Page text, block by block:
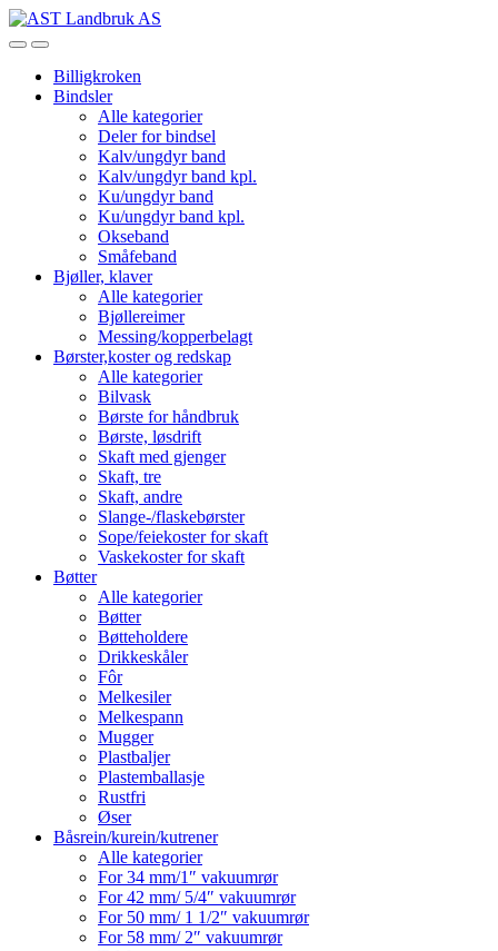
Skip
to
Skip
to
OpenClose
Billigkroken
Bindsler
Alle kategorier
Deler for bindsel
Kalv/ungdyr band
Kalv/ungdyr band kpl.
Ku/ungdyr band
Ku/ungdyr band kpl.
Okseband
Småfeband
Bjøller, klaver
Alle kategorier
Bjøllereimer
Messing/kopperbelagt
Børster,koster og redskap
Alle kategorier
Bilvask
Børste for håndbruk
Børste, løsdrift
Skaft med gjenger
Skaft, tre
Skaft, andre
Slange-/flaskebørster
Sope/feiekoster for skaft
Vaskekoster for skaft
Bøtter
Alle kategorier
Bøtter
Bøtteholdere
Drikkeskåler
Fôr
Melkesiler
Melkespann
Mugger
Plastbaljer
Plastemballasje
Rustfri
Øser
Båsrein/kurein/kutrener
Alle kategorier
For 34 mm/1″ vakuumrør
For 42 mm/ 5/4″ vakuumrør
For 50 mm/ 1 1/2″ vakuumrør
For 58 mm/ 2″ vakuumrør